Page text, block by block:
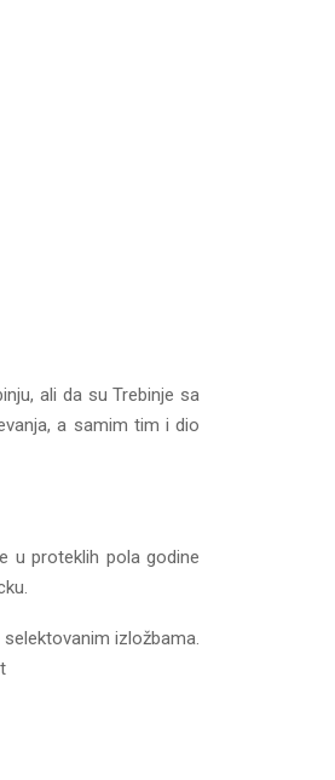
ali da su Trebinje sa
a samim tim i dio
u proteklih pola godine
izložbama.